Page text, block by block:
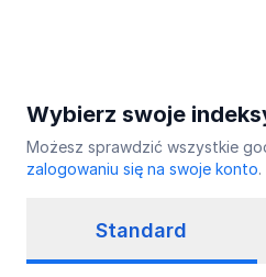
Wybierz swoje
Możesz sprawdzić wszystkie
zalogowaniu się na swoje konto.
Standard